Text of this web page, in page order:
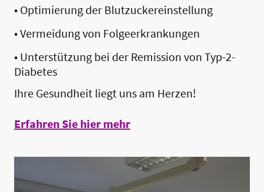
• Optimierung der Blutzuckereinstellung
• Vermeidung von Folgeerkrankungen
• Unterstützung bei der Remission von Typ-2-
Diabetes
Ihre Gesundheit liegt uns am Herzen!
Erfahren Sie hier mehr